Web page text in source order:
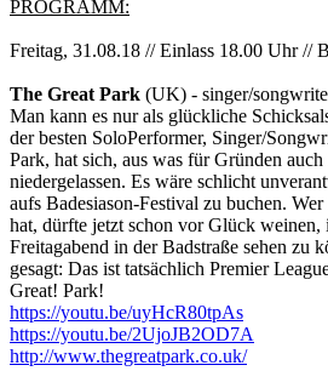
PROGRAMM:
Freitag, 31.08.18 // Einlass 18.00 Uhr //
The Great Park (UK) - singer/
Man kann es nur als glückliche
der besten SoloPerformer, Singer/
Park, hat sich, aus was für Gründen
niedergelassen. Es wäre schlicht
aufs Badesiason-Festival zu buchen.
hat, dürfte jetzt schon vor Glück weinen,
Freitagabend in der Badstraße sehen zu
gesagt: Das ist tatsächlich Premier
Great! Park!
https://youtu.be/uyHcR80tpAs
https://youtu.be/2UjoJB2OD7A
http://www.thegreatpark.co.uk/